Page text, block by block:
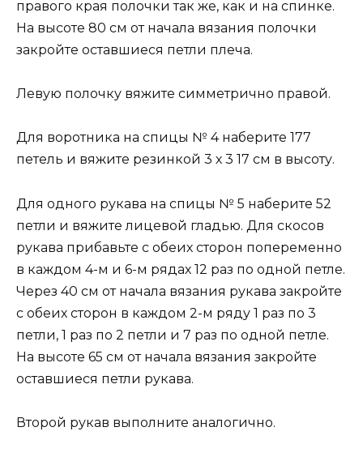
правого края полочки так же, как и на спинке.
На высоте 80 см от начала вязания полочки
закройте оставшиеся петли плеча.
Левую полочку вяжите симметрично правой.
Для воротника на спицы № 4 наберите 177
петель и вяжите резинкой 3 х 3 17 см в высоту.
Для одного рукава на спицы № 5 наберите 52
петли и вяжите лицевой гладью. Для скосов
рукава прибавьте с обеих сторон попеременно
в каждом 4-м и 6-м рядах 12 раз по одной петле.
Через 40 см от начала вязания рукава закройте
с обеих сторон в каждом 2-м ряду 1 раз по 3
петли, 1 раз по 2 петли и 7 раз по одной петле.
На высоте 65 см от начала вязания закройте
оставшиеся петли рукава.
Второй рукав выполните аналогично.